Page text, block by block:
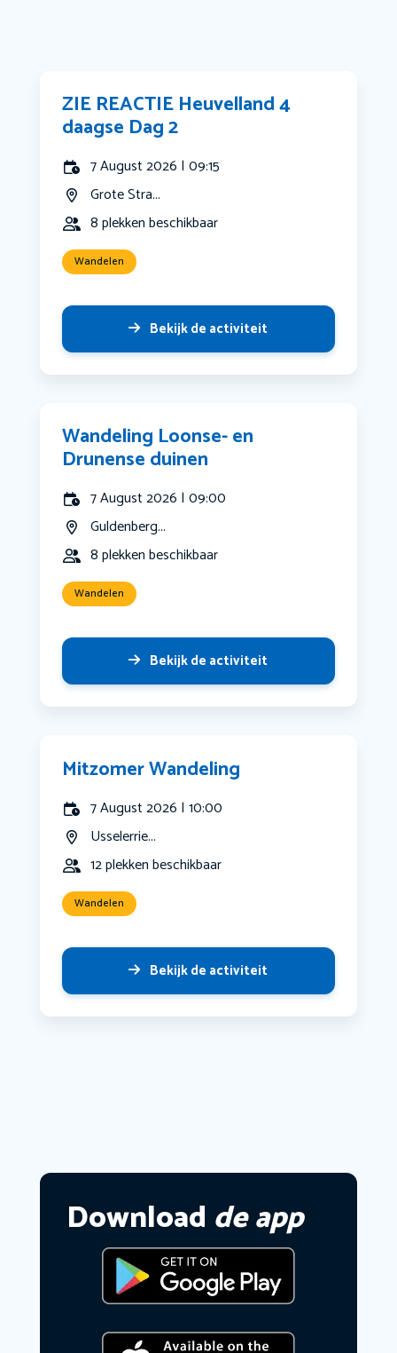
ZIE REACTIE Heuvelland 4
daagse Dag 2
7 August 2026 | 09:15
Grote Stra...
8 plekken beschikbaar
Wandelen
Bekijk de activiteit
Wandeling Loonse- en
Drunense duinen
7 August 2026 | 09:00
Guldenberg...
8 plekken beschikbaar
Wandelen
Bekijk de activiteit
Mitzomer Wandeling
7 August 2026 | 10:00
Usselerrie...
12 plekken beschikbaar
Wandelen
Bekijk de activiteit
Download de app